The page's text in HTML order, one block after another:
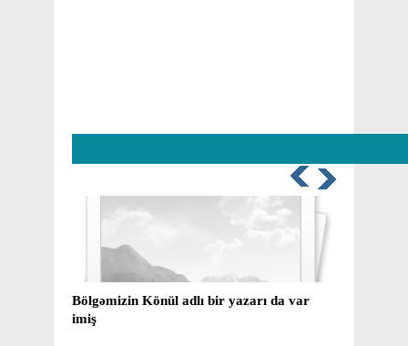
Bölgəmizin Könül adlı bir yazarı da var
imiş